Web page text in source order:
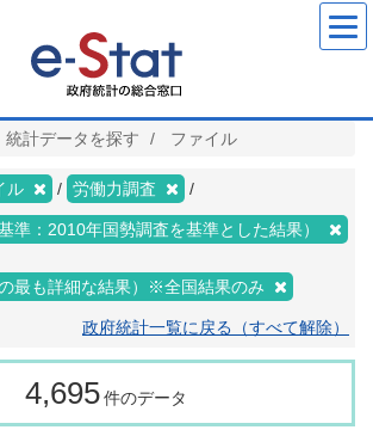
統計データを探す ファイル
ル 労働力調査
準：2010年国勢調査を基準とした結果）
最も詳細な結果）※全国結果のみ
政府統計一覧に戻る（すべて解除）
4,695件のデータ